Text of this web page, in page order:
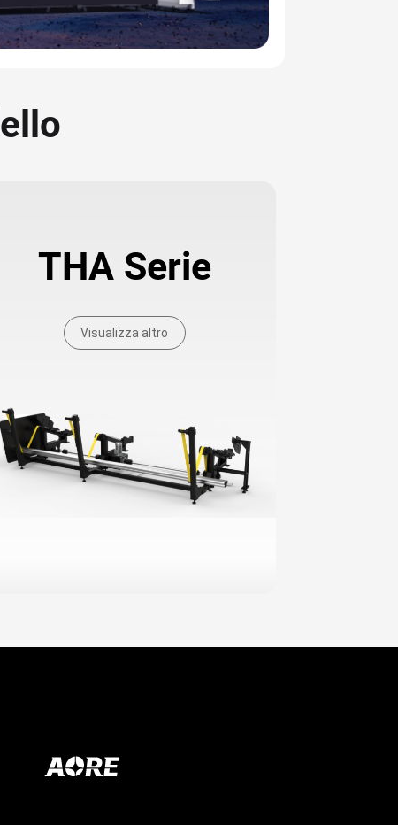
THA Serie
Visualizza altro